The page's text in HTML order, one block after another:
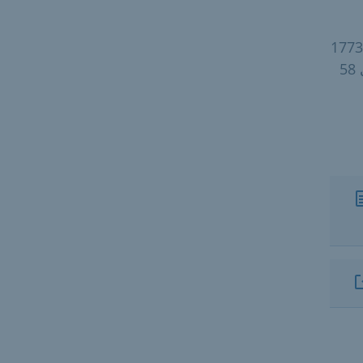
القانون المدني (BGB)، الكتاب 4 قانون الأسرة، القسم 3: المواد من 1773